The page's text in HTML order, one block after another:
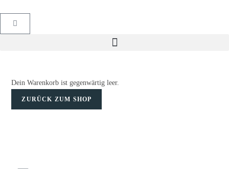
Dein Warenkorb ist gegenwärtig leer.
ZURÜCK ZUM SHOP